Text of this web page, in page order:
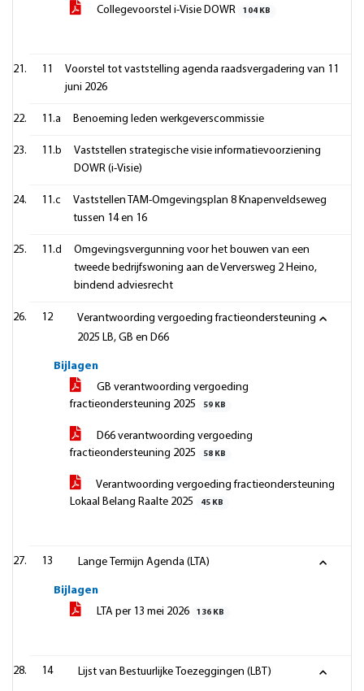
Collegevoorstel i-Visie DOWR 104 KB
11
Voorstel tot vaststelling agenda raadsvergadering van 11
juni 2026
11.a Benoeming leden werkgeverscommissie
11.b
Vaststellen strategische visie informatievoorziening
DOWR (i-Visie)
11.c
Vaststellen TAM-Omgevingsplan 8 Knapenveldseweg
tussen 14 en 16
11.d
Omgevingsvergunning voor het bouwen van een
tweede bedrijfswoning aan de Verversweg 2 Heino,
bindend adviesrecht
12
Verantwoording vergoeding fractieondersteuning
2025 LB, GB en D66
Bijlagen
GB verantwoording vergoeding
fractieondersteuning 2025
59 KB
D66 verantwoording vergoeding
fractieondersteuning 2025
58 KB
Verantwoording vergoeding fractieondersteuning
Lokaal Belang Raalte 2025
45 KB
13 Lange Termijn Agenda (LTA)
Bijlagen
LTA per 13 mei 2026
136 KB
14 Lijst van Bestuurlijke Toezeggingen (LBT)